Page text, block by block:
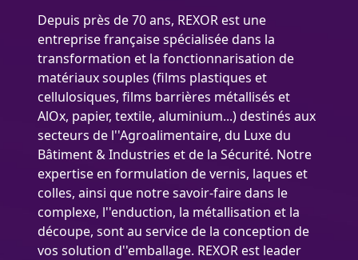
Depuis près de 70 ans, REXOR est une
entreprise française spécialisée dans la
transformation et la fonctionnarisation de
matériaux souples (films plastiques et
cellulosiques, films barrières métallisés et
AlOx, papier, textile, aluminium...) destinés aux
secteurs de l''Agroalimentaire, du Luxe du
Bâtiment & Industries et de la Sécurité. Notre
expertise en formulation de vernis, laques et
colles, ainsi que notre savoir-faire dans le
complexe, l''enduction, la métallisation et la
découpe, sont au service de la conception de
vos solution d''emballage. REXOR est leader